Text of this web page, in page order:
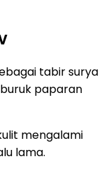
tabir surya
paparan
mengalami
lama.